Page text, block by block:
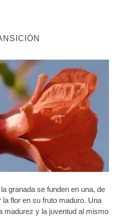
granada se funden en una, de
flor en su fruto maduro. Una
madurez y la juventud al mismo